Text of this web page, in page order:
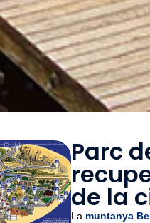
Parc
de la
La muntanya